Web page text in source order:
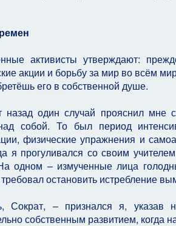
активисты утверждают:
акции и борьбу за мир во всём
его в собственной душе.
назад один случай прояснил мне
собой. То был период
физические упражнения и
я прогуливался со своим
одном – измученные лица
остановить истребление
Сократ, – признался я, указав
собственным развитием, когда